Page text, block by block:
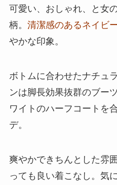
可愛い、おしゃれ、と女
柄。 清潔感のあるネイビ
やかな印象。
ボトムに合わせたナチュ
ンは脚長効果抜群のブー
ワイトのハーフコートを
デ。
爽やかできちんとした雰
っても良い着こなし。気